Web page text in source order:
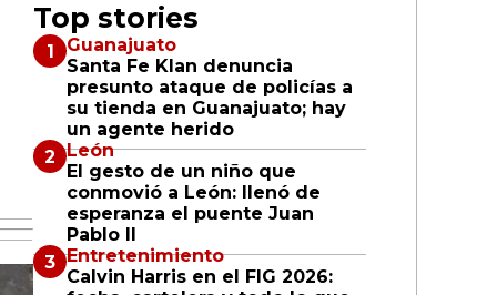
Top stories
Guanajuato
Santa Fe Klan denuncia
presunto ataque de policías a
su tienda en Guanajuato; hay
un agente herido
León
El gesto de un niño que
conmovió a León: llenó de
esperanza el puente Juan
Pablo II
Entretenimiento
Calvin Harris en el FIG 2026: